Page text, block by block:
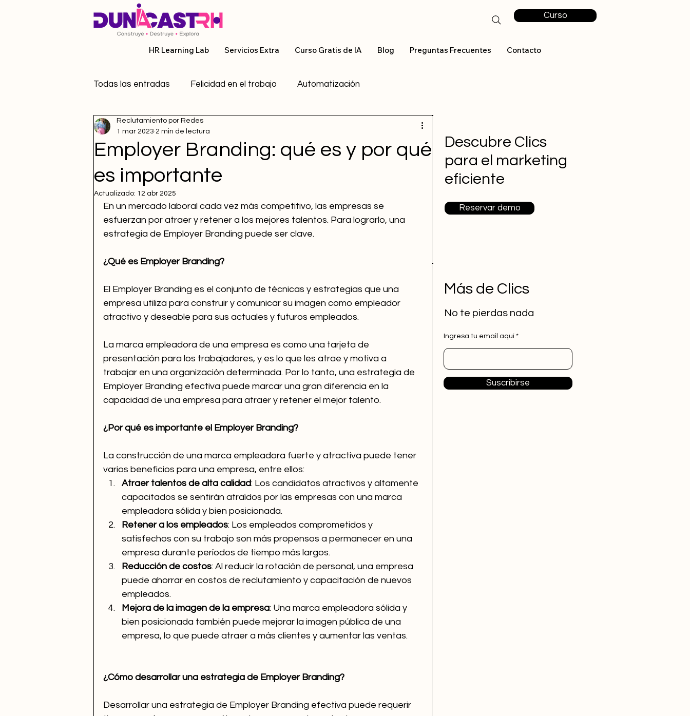
Curso
HR Learning Lab Servicios Extra Curso Gratis de IA Blog Preguntas Frecuentes Contacto
Todas las entradas Felicidad en el trabajo Automatización
Recursos Humanos
Inteligencia Artificial en RRHH
Employer Branding: qué es y por qué
es importante
Reclutamiento por Redes
1 mar 2023 2 min de lectura
Actualizado: 12 abr 2025
En un mercado laboral cada vez más competitivo, las empresas se
esfuerzan por atraer y retener a los mejores talentos. Para lograrlo, una
estrategia de Employer Branding puede ser clave.
¿Qué es Employer Branding?
El Employer Branding es el conjunto de técnicas y estrategias que una
empresa utiliza para construir y comunicar su imagen como empleador
atractivo y deseable para sus actuales y futuros empleados.
La marca empleadora de una empresa es como una tarjeta de
presentación para los trabajadores, y es lo que les atrae y motiva a
trabajar en una organización determinada. Por lo tanto, una estrategia de
Employer Branding efectiva puede marcar una gran diferencia en la
capacidad de una empresa para atraer y retener el mejor talento.
¿Por qué es importante el Employer Branding?
La construcción de una marca empleadora fuerte y atractiva puede tener
varios beneficios para una empresa, entre ellos:
Atraer talentos de alta calidad: Los candidatos atractivos y altamente
capacitados se sentirán atraídos por las empresas con una marca
empleadora sólida y bien posicionada.
Retener a los empleados: Los empleados comprometidos y
satisfechos con su trabajo son más propensos a permanecer en una
empresa durante períodos de tiempo más largos.
Reducción de costos: Al reducir la rotación de personal, una empresa
puede ahorrar en costos de reclutamiento y capacitación de nuevos
empleados.
Mejora de la imagen de la empresa: Una marca empleadora sólida y
bien posicionada también puede mejorar la imagen pública de una
empresa, lo que puede atraer a más clientes y aumentar las ventas.
¿Cómo desarrollar una estrategia de Employer Branding?
Desarrollar una estrategia de Employer Branding efectiva puede requerir
Descubre Clics
para el marketing
eficiente
Reservar demo
Más de Clics
No te pierdas nada
Ingresa tu email aquí
Suscribirse